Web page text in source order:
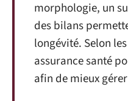
morphologie, un
des bilans
longévité. Selon
assurance santé
afin de mieux